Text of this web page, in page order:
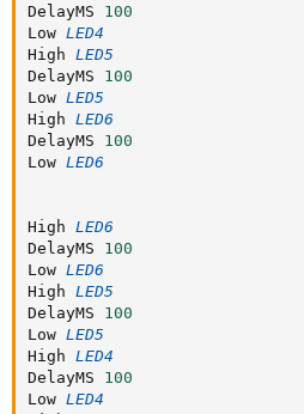
DelayMS 100
Low LED4
High LED5
DelayMS 100
Low LED5
High LED6
DelayMS 100
Low LED6
High LED6
DelayMS 100
Low LED6
High LED5
DelayMS 100
Low LED5
High LED4
DelayMS 100
Low LED4